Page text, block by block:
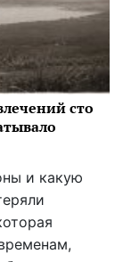
сто
и какую